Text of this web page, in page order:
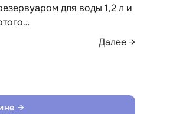
для воды 1,2 л и
Далее →
→